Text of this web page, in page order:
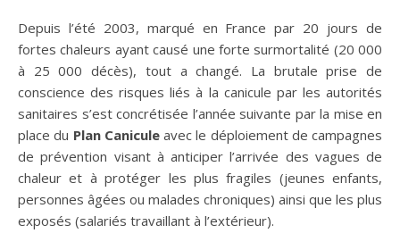
Depuis l’été 2003, marqué en France par 20 jours de
fortes chaleurs ayant causé une forte surmortalité (20 000
à 25 000 décès), tout a changé. La brutale prise de
conscience des risques liés à la canicule par les autorités
sanitaires s’est concrétisée l’année suivante par la mise en
place du Plan Caniculeavec le déploiement de campagnes
de prévention visant à anticiper l’arrivée des vagues de
chaleur et à protéger les plus fragiles (jeunes enfants,
personnes âgées ou malades chroniques) ainsi que les plus
exposés (salariés travaillant à l’extérieur).